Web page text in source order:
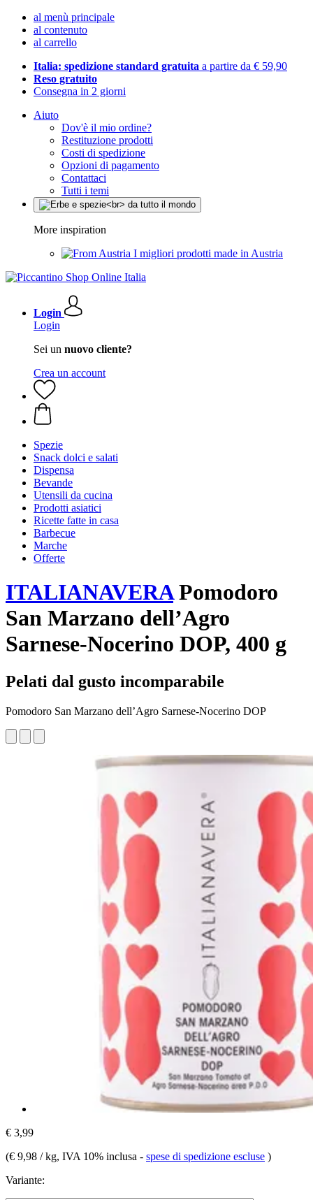
al menù principale
al contenuto
al carrello
Italia: spedizione standard gratuita a partire da € 59,90
Reso gratuito
Consegna in 2 giorni
Aiuto
Dov'è il mio ordine?
Restituzione prodotti
Costi di spedizione
Opzioni di pagamento
Contattaci
Tutti i temi
More inspiration
I migliori prodotti made in Austria
Login
Login
Sei un nuovo cliente?
Crea un account
Spezie
Snack dolci e salati
Dispensa
Bevande
Utensili da cucina
Prodotti asiatici
Ricette fatte in casa
Barbecue
Marche
Offerte
ITALIANAVERAPomodoro
San Marzano dell’Agro
Sarnese-Nocerino DOP, 400 g
Pelati dal gusto incomparabile
Pomodoro San Marzano dell’Agro Sarnese-Nocerino DOP
€ 3,99
(€ 9,98 / kg, IVA 10% inclusa - spese di spedizione escluse )
Variante: